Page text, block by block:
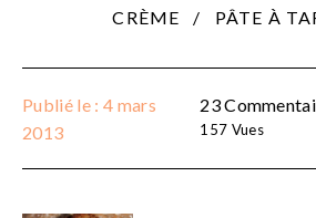
CRÈME
PÂTE À
Publié le : 4 mars
2013
23
157 Vues